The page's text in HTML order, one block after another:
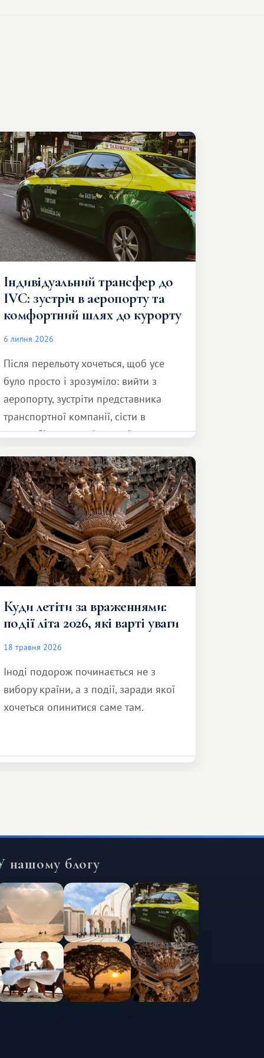
Індивідуальний трансфер до
IVC: зустріч в аеропорту та
комфортний шлях до курорту
6 липня 2026
Після перельоту хочеться, щоб усе
було просто і зрозуміло: вийти з
аеропорту, зустріти представника
транспортної компанії, сісти в
автомобіль та спокійно доїхати до
Куди летіти за враженнями:
події літа 2026, які варті уваги
18 травня 2026
Іноді подорож починається не з
вибору країни, а з події, заради якої
хочеться опинитися саме там.
нашому блогу